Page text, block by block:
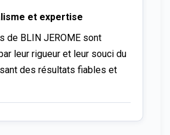
et expertise
de BLIN JEROME sont
leur rigueur et leur souci du
des résultats fiables et